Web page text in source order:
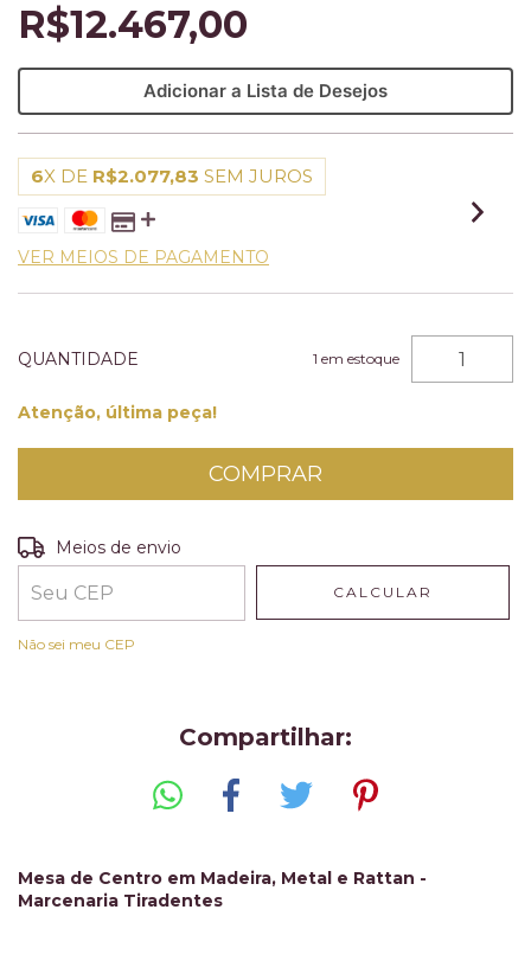
R$12.467,00
Adicionar a Lista de Desejos
6X DE R$2.077,83 SEM JUROS
VER MEIOS DE PAGAMENTO
QUANTIDADE 1 em estoque
Atenção, última peça!
Entregas para o CEP:
Meios de envio
CALCULAR
Não sei meu CEP
Compartilhar:
Mesa de Centro em Madeira, Metal e Rattan -
Marcenaria Tiradentes